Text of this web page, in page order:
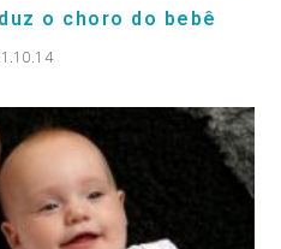
o choro do bebê